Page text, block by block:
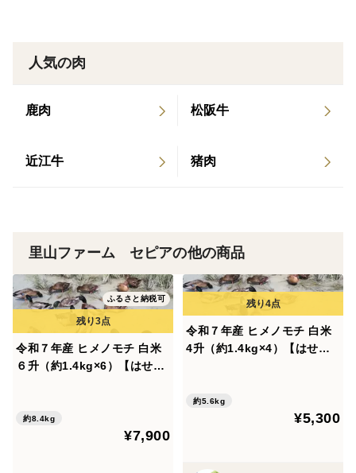
油」と云われる不飽和脂肪酸とのことです。
合鴨肉は火を入れすぎると固くなります。焼くときは皮
ます。通常は解凍後「精肉処理」して販売しますが、本
商品は未処理でお届けいたします。水鳥特有の生えかけ
た羽毛が残っていることがありますが食味には影響あり
ません。色がグレーなので気になる方は解凍後取り除い
てください。
人気の肉
鹿肉 松阪牛
近江牛 猪肉
里山ファーム セピアの他の商品
ふるさと納税可
令和７年産 ヒメノモチ 白米
６升（約1.4kg×6）【はせ掛
約8.4kg
¥7,900
令和７年産 ヒメノモチ 白米
4升（約1.4kg×4）【はせ掛
約5.6kg
¥5,300